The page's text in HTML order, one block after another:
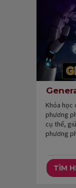
Khóa học
phương
cụ thể,
phương
TÌM